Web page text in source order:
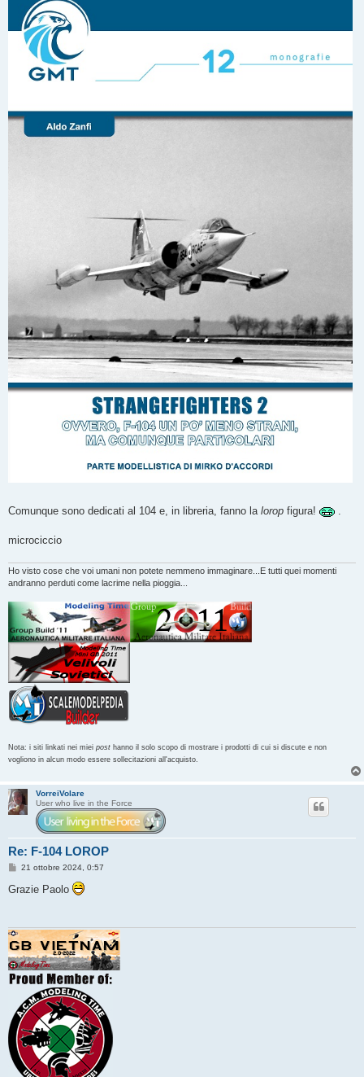
Comunque sono dedicati al 104 e, in libreria, fanno la lorop figura! .
microciccio
Ho visto cose che voi umani non potete nemmeno immaginare...E tutti quei momenti
andranno perduti come lacrime nella pioggia...
Nota: i siti linkati nei miei post hanno il solo scopo di mostrare i prodotti di cui si discute e non
vogliono in alcun modo essere sollecitazioni all'acquisto.
VorreiVolare
User who live in the Force
Re: F-104 LOROP
M
s
s
i
o
21 ottobre 2024, 0:57
Grazie Paolo